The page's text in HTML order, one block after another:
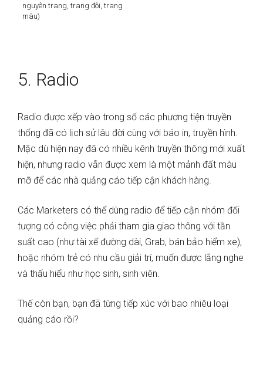
nguyên trang, trang đôi, trang
màu)
5. Radio
Radio được xếp vào trong số các phương tiện truyền
thống đã có lịch sử lâu đời cùng với báo in, truyền hình.
Mặc dù hiện nay đã có nhiều kênh truyền thông mới xuất
hiện, nhưng radio vẫn được xem là một mảnh đất màu
mỡ để các nhà quảng cáo tiếp cận khách hàng.
Các Marketers có thể dùng radio để tiếp cận nhóm đối
tượng có công việc phải tham gia giao thông với tần
suất cao (như tài xế đường dài, Grab, bán bảo hiểm xe),
hoặc nhóm trẻ có nhu cầu giải trí, muốn được lắng nghe
và thấu hiểu như học sinh, sinh viên.
Thế còn bạn, bạn đã từng tiếp xúc với bao nhiêu loại
quảng cáo rồi?